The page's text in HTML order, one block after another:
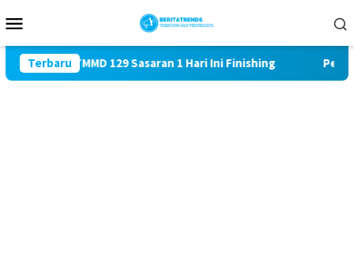
ke
Mobile
Terbaru
TMMD 129 Sasaran 1 Hari Ini Finishing Penyuluhan